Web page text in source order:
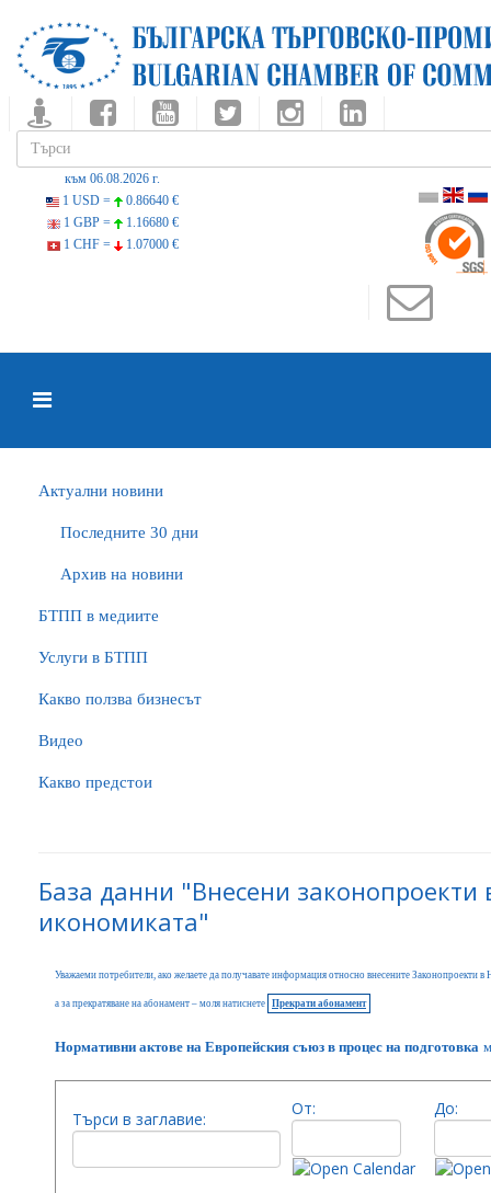
към 06.08.2026 г.
1 USD =
0.86640 €
1 GBP =
1.16680 €
1 CHF =
1.07000 €
Актуални новини
Последните 30 дни
Архив на новини
БTПП в медиите
Услуги в БТПП
Какво ползва бизнесът
Видео
Какво предстои
База данни "Внесени
икономиката"
Уважаеми потребители, ако желаете да получавате информация относно внесените Законопроекти
а за прекратяване на абонамент – моля натиснете Прекрати абонамент
Нормативни актове на Европейския съюз в процес на подготовка
Търси в заглавие:
От: До: